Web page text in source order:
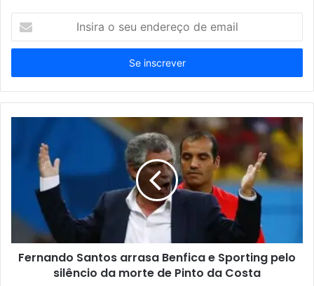
seu
de
email
Fernando Santos arrasa Benfica e Sporting pelo
silêncio da morte de Pinto da Costa